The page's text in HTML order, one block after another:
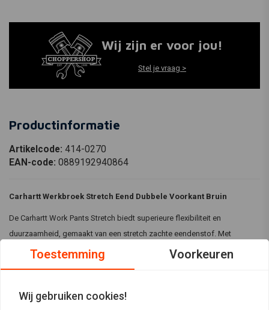
Wij zijn er voor jou!
Stel je vraag >
Productinformatie
Artikelcode: 414-0270
EAN-code: 0889192940864
Carhartt Werkbroek Stretch Eend Dubbele Voorkant Bruin
De Carhartt Work Pants Stretch biedt superieure flexibiliteit en
duurzaamheid, gemaakt van een stretch zachte eendenstof. Met
verstevigde kniezakken, meerdere zakken voor gereedschap en stevige
Specificaties:
Toestemming Voorkeuren
Wij gebruiken cookies!